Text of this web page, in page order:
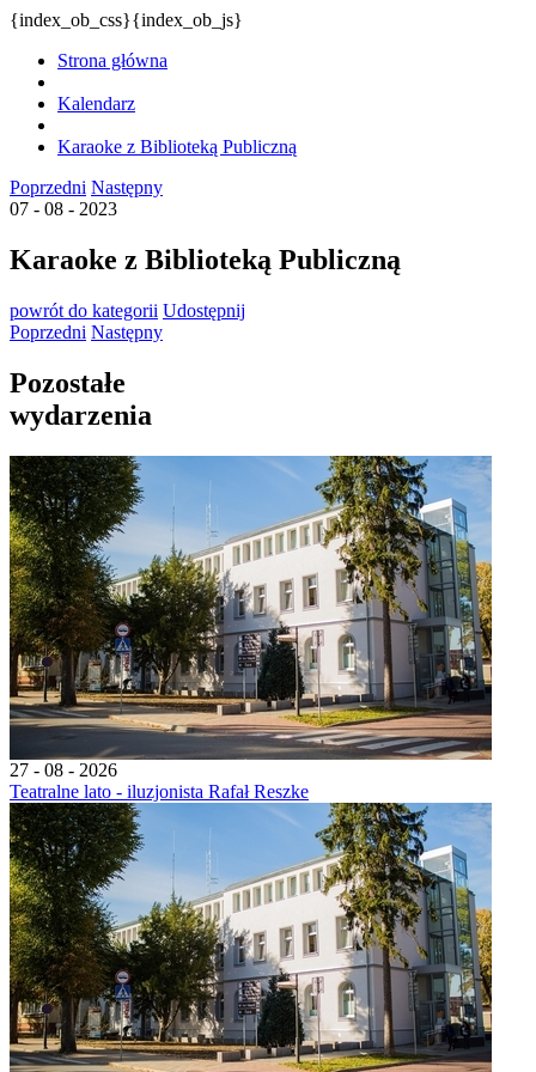
{index_ob_css}{index_ob_js}
Strona główna
Kalendarz
Karaoke z Biblioteką Publiczną
Poprzedni Następny
07 - 08 - 2023
Karaoke z Biblioteką Publiczną
powrót do kategorii Udostępnij
Poprzedni Następny
Pozostałe
wydarzenia
27 - 08 - 2026
Teatralne lato - iluzjonista Rafał Reszke